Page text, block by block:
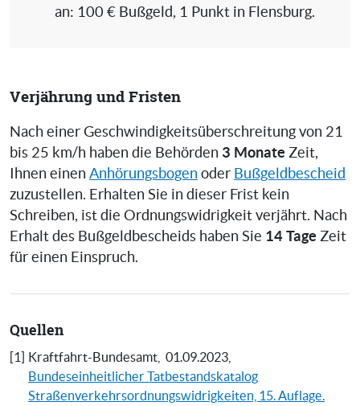
an: 100 € Bußgeld, 1 Punkt in Flensburg.
Verjährung und Fristen
Nach einer Geschwindigkeitsüberschreitung von 21
bis 25 km/h haben die Behörden 3 Monate Zeit,
Ihnen einen Anhörungsbogen oder Bußgeldbescheid
zuzustellen. Erhalten Sie in dieser Frist kein
Schreiben, ist die Ordnungswidrigkeit verjährt. Nach
Erhalt des Bußgeldbescheids haben Sie 14 Tage Zeit
für einen Einspruch.
Quellen
[1] Kraftfahrt-Bundesamt, 01.09.2023,
Bundeseinheitlicher Tatbestandskatalog
Straßenverkehrsordnungswidrigkeiten, 15. Auflage.